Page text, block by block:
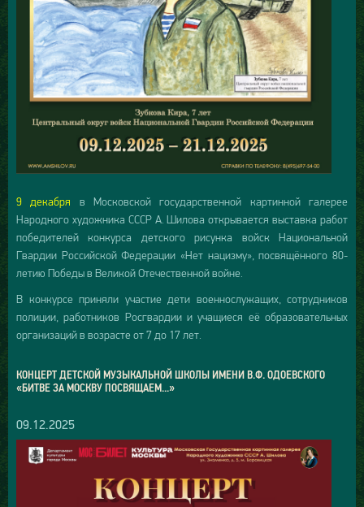
9 декабря в Московской государственной картинной галерее
Народного художника СССР А. Шилова открывается выставка работ
победителей конкурса детского рисунка войск Национальной
Гвардии Российской Федерации «Нет нацизму», посвящённого 80-
летию Победы в Великой Отечественной войне.
В конкурсе приняли участие дети военнослужащих, сотрудников
полиции, работников Росгвардии и учащиеся её образовательных
организаций в возрасте от 7 до 17 лет.
КОНЦЕРТ ДЕТСКОЙ МУЗЫКАЛЬНОЙ ШКОЛЫ ИМЕНИ В.Ф. ОДОЕВСКОГО
«БИТВЕ ЗА МОСКВУ ПОСВЯЩАЕМ...»
09.12.2025